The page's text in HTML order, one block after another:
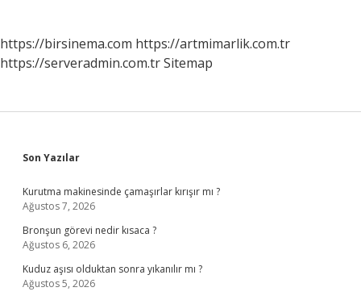
https://birsinema.com https://artmimarlik.com.tr
https://serveradmin.com.trSitemap
Sidebar
Son Yazılar
Kurutma makinesinde çamaşırlar kırışır mı ?
Ağustos 7, 2026
Bronşun görevi nedir kısaca ?
Ağustos 6, 2026
Kuduz aşısı olduktan sonra yıkanılır mı ?
Ağustos 5, 2026